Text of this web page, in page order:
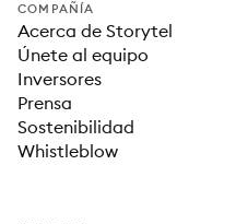
COMPAÑÍA
Acerca de Storytel
Únete al equipo
Inversores
Prensa
Sostenibilidad
Whistleblow